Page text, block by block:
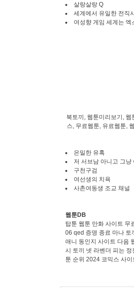
살랑살랑 Q
세계에서 유일한 전직
여성향 게임 세계는
북토끼, 웹툰미리보기,
스, 무료웹툰, 유료웹툰,
은밀한 유혹
저 서브남 아니고 그냥
구천구검
여선생의 치욕
사촌여동생 조교 채널
웹툰DB
탑툰 웹툰 만화 사이트 무
06 qed 증명 종료 마나 토
애니 동인지 사이트 다음
시
토끼 넷 라벤더 피는 정
툰 순위 2024 코믹스 사이